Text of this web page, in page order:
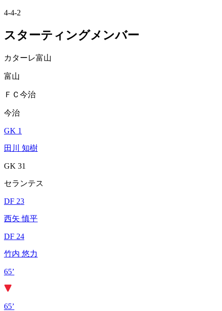
4-4-2
スターティングメンバー
カターレ富山
富山
ＦＣ今治
今治
GK 1
田川 知樹
GK 31
セランテス
DF 23
西矢 慎平
DF 24
竹内 悠力
65’
65’